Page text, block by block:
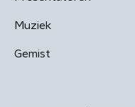
Muziek
Gemist